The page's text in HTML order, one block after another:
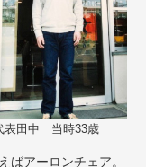
表田中 当時33歳
ばアーロンチェア。